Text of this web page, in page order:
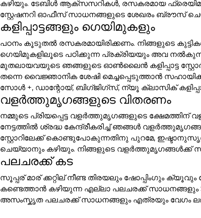
കഴിയും. ടേബിൾ ആക്സസറികൾ, രസകരമായ
സ്റ്റേഷനറി ഓഫീസ് സാധനങ്ങളുടെ ശേഖരം ബ്രൗസ്
കളിപ്പാട്ടങ്ങളും ഗെയിമുകളും
പഠനം കൂടുതൽ രസകരമായിരിക്കണം. നിങ്ങളുടെ
ഗെയിമുകളിലൂടെ പഠിക്കുന്ന പ്രക്രിയയും അവ
മുതലായവയുടെ ഞങ്ങളുടെ ഓൺലൈൻ കളിപ്പാട്ട
തന്നെ വൈജ്ഞാനിക ശേഷി മെച്ചപ്പെടുത്താൻ
സോൾ +, ഡാന്റോയ്, ബിഗ്ജിഗ്സ്, ന്യൂ ക്ലാസിക്
വളർത്തുമൃഗങ്ങളുടെ വിതരണം
നമ്മുടെ പ്രിയപ്പെട്ട വളർത്തുമൃഗങ്ങളുടെ
നേട്ടത്തിൽ ശ്രദ്ധ കേന്ദ്രീകരിച്ച് ഞങ്ങൾ
സ്റ്റോറിലേക്ക് കൊണ്ടുപോകുന്നതിനു പുറമേ,
ചെയ്യാനും കഴിയും. നിങ്ങളുടെ വളർത്തുമൃഗങ്ങൾക്ക്
പലചരക്ക് കട
സൂപ്പര് മാര് ക്കറ്റില് നീണ്ട തിരയലും ഷോപ്പിംഗും
കണ്ടെത്താൻ കഴിയുന്ന എല്ലാ പലചരക്ക് സാധനങ്ങളും
അസംസ്കൃത പലചരക്ക് സാധനങ്ങളും എത്രയും വേഗം